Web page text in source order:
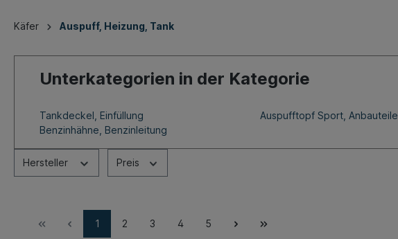
Käfer Auspuff, Heizung, Tank
Unterkategorien in der Kategorie
Tankdeckel, Einfüllung Auspufftopf Sport, Anbauteile
Benzinhähne, Benzinleitung
Hersteller Preis
1 2 3 4 5